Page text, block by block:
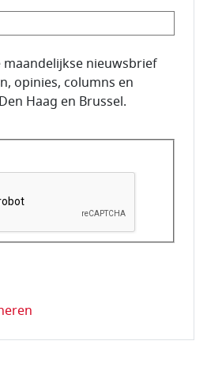
nieuwsbrief
opinies, columns en
Haag en Brussel.
controleren dat u een mens